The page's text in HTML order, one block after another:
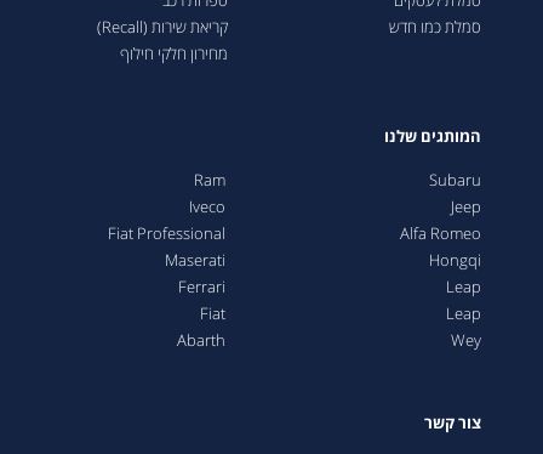
סמלת כמו חדש
קריאת שירות (Recall)
מחירון חלקי חילוף
המותגים שלנו
Subaru
Jeep
Alfa Romeo
Hongqi
Leap
Leap
Wey
Ram
Iveco
Fiat Professional
Maserati
Ferrari
Fiat
Abarth
צור קשר